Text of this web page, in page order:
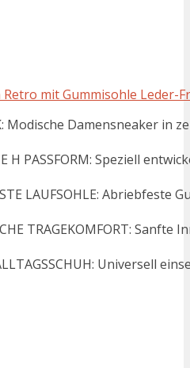
Retro mit Gummisohle
Modische Damensneaker
H PASSFORM: Speziell
LAUFSOHLE:
TRAGEKOMFORT:
Universell